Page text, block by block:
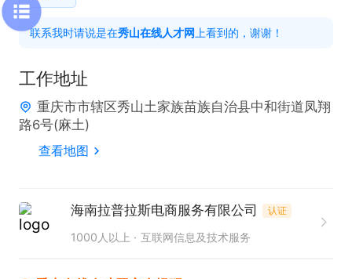
2、带教师傅专人带教，一天上手。
3、系统自动派单。
4000-10000元/月
联系电话
联系我时请说是在秀山在线人才网 上看到的，谢谢！
工作地址
重庆市市辖区秀山土家族苗族自治县中和街道凤翔
路6号(麻土)
查看地图
海南拉普拉斯电商服务有限公司 认证
1000人以上 互联网信息及技术服务